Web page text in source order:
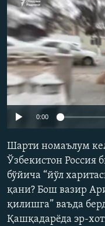
Озодлик бошқа
Auto
Айни дамда
0:00
Шарти номаълум
Ўзбекистон Россия
бўйича “йўл
қани? Бош вазир
қилишга” ваъда
Қашқадарёда эр-